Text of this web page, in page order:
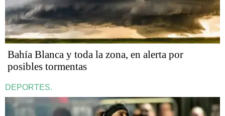
Bahía Blanca y toda la zona, en alerta por
posibles tormentas
DEPORTES.